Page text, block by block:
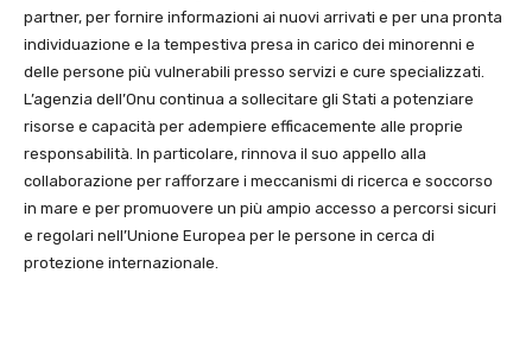
partner, per fornire informazioni ai nuovi arrivati e per una pronta
individuazione e la tempestiva presa in carico dei minorenni e
delle persone più vulnerabili presso servizi e cure specializzati.
L’agenzia dell’Onu continua a sollecitare gli Stati a potenziare
risorse e capacità per adempiere efficacemente alle proprie
responsabilità. In particolare, rinnova il suo appello alla
collaborazione per rafforzare i meccanismi di ricerca e soccorso
in mare e per promuovere un più ampio accesso a percorsi sicuri
e regolari nell’Unione Europea per le persone in cerca di
protezione internazionale.